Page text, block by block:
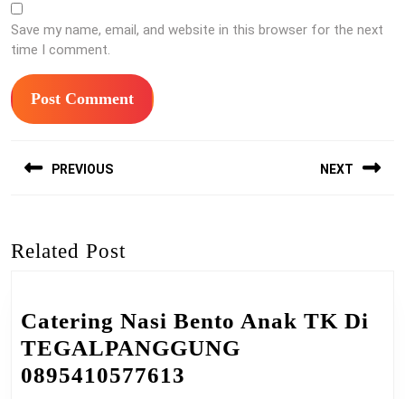
Save my name, email, and website in this browser for the next
time I comment.
navigation
PREVIOUS NEXT
Related Post
Catering Nasi Bento Anak TK Di
TEGALPANGGUNG
0895410577613